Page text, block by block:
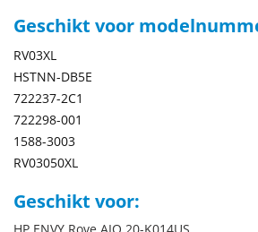
Geschikt voor
RV03XL
HSTNN-DB5E
722237-2C1
722298-001
1588-3003
RV03050XL
Geschikt voor: